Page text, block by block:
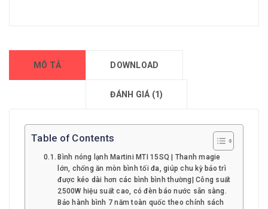
MÔ TẢ DOWNLOAD
ĐÁNH GIÁ (1)
Table of Contents
Bình nóng lạnh Martini MTI 15SQ | Thanh magie
lớn, chống ăn mòn bình tối đa, giúp chu kỳ bảo trì
được kéo dài hơn các bình bình thường| Công suất
2500W hiệu suất cao, có đèn báo nước sẵn sàng.
Bảo hành bình 7 năm toàn quốc theo chính sách